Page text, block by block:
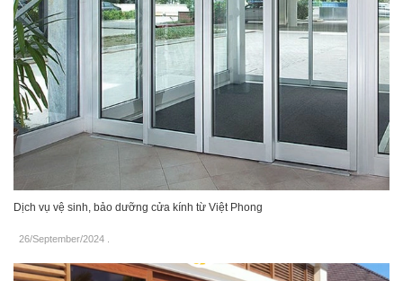
Dịch vụ vệ sinh, bảo dưỡng cửa kính từ Việt Phong
26/September/2024 .